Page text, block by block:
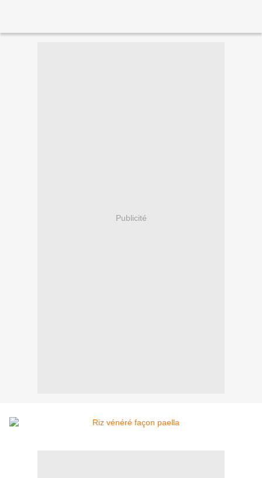
Publicité